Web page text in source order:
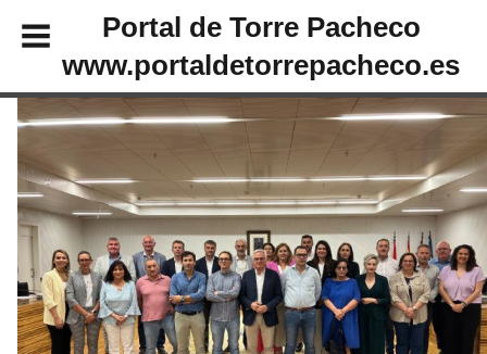
Portal de Torre Pacheco
www.portaldetorrepacheco.es